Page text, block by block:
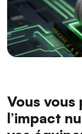
Vous vous
l’impact